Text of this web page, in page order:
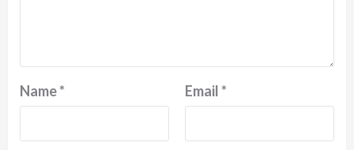
Name* Email*